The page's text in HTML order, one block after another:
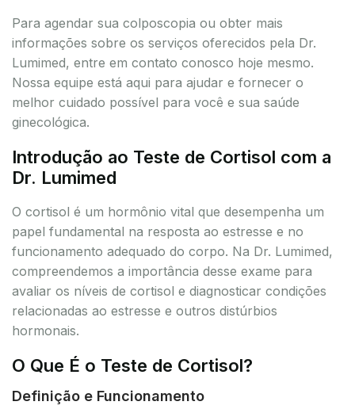
Para agendar sua colposcopia ou obter mais
informações sobre os serviços oferecidos pela Dr.
Lumimed, entre em contato conosco hoje mesmo.
Nossa equipe está aqui para ajudar e fornecer o
melhor cuidado possível para você e sua saúde
ginecológica.
Introdução ao Teste de Cortisol com a
Dr. Lumimed
O cortisol é um hormônio vital que desempenha um
papel fundamental na resposta ao estresse e no
funcionamento adequado do corpo. Na Dr. Lumimed,
compreendemos a importância desse exame para
avaliar os níveis de cortisol e diagnosticar condições
relacionadas ao estresse e outros distúrbios
hormonais.
O Que É o Teste de Cortisol?
Definição e Funcionamento